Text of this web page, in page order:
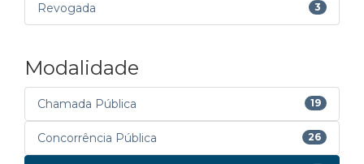
Revogada 3
Modalidade
Chamada Pública 19
Concorrência Pública 26